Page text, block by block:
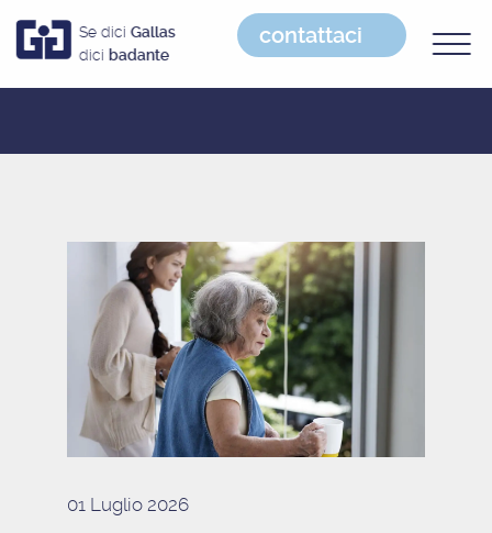
Se dici Gallas
dici badante
contattaci
01 Luglio 2026